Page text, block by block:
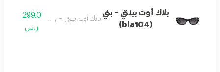
بلاك أوت بينتي – بني
(bla104)
بلاك أوت بينتي – بني (bla104)
299.0
ر.س